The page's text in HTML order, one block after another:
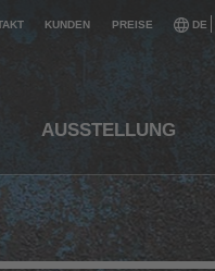
KUNDEN PREISE DE
AUSSTELLUNG